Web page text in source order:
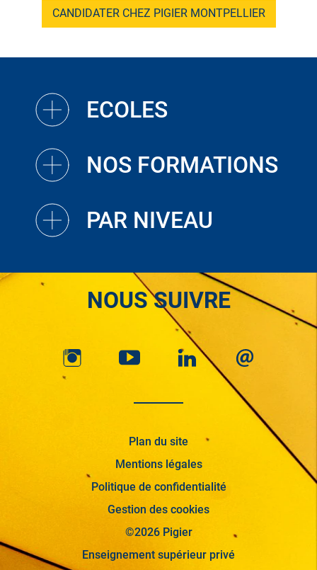
CANDIDATER CHEZ PIGIER MONTPELLIER
ECOLES
NOS FORMATIONS
PAR NIVEAU
NOUS SUIVRE
Plan du site
Mentions légales
Politique de confidentialité
Gestion des cookies
©2026 Pigier
Enseignement supérieur privé